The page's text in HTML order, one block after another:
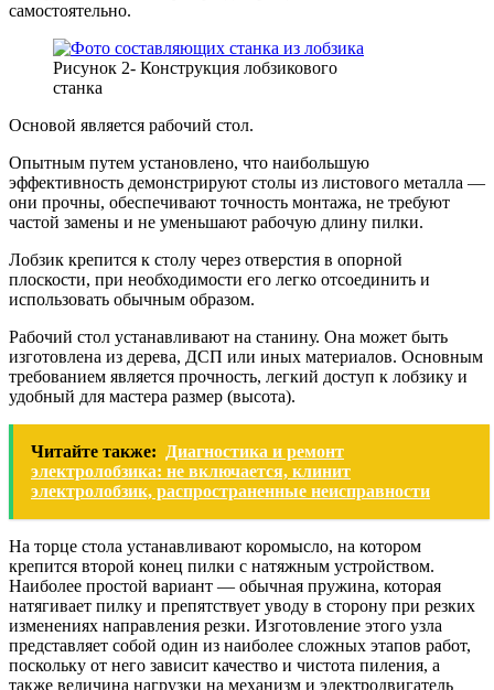
самостоятельно.
Рисунок 2- Конструкция лобзикового
станка
Основой является рабочий стол.
Опытным путем установлено, что наибольшую
эффективность демонстрируют столы из листового металла —
они прочны, обеспечивают точность монтажа, не требуют
частой замены и не уменьшают рабочую длину пилки.
Лобзик крепится к столу через отверстия в опорной
плоскости, при необходимости его легко отсоединить и
использовать обычным образом.
Рабочий стол устанавливают на станину. Она может быть
изготовлена из дерева, ДСП или иных материалов. Основным
требованием является прочность, легкий доступ к лобзику и
удобный для мастера размер (высота).
Читайте также:
Диагностика и ремонт
электролобзика: не включается, клинит
электролобзик, распространенные неисправности
На торце стола устанавливают коромысло, на котором
крепится второй конец пилки с натяжным устройством.
Наиболее простой вариант — обычная пружина, которая
натягивает пилку и препятствует уводу в сторону при резких
изменениях направления резки. Изготовление этого узла
представляет собой один из наиболее сложных этапов работ,
поскольку от него зависит качество и чистота пиления, а
также величина нагрузки на механизм и электродвигатель